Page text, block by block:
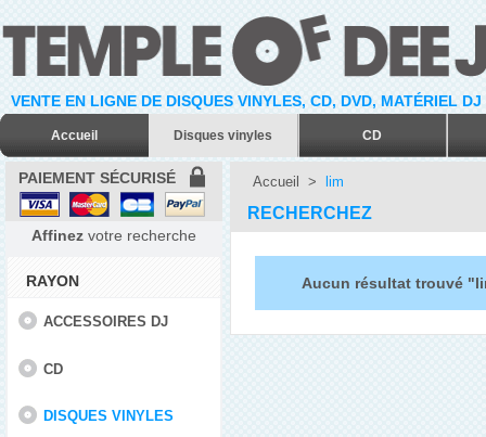
VENTE EN LIGNE DE DISQUES VINYLES, CD, DVD, MATÉRIEL
Accueil Disques vinyles CD
PAIEMENT SÉCURISÉ
Affinez votre recherche
RAYON
ACCESSOIRES DJ
CD
DISQUES VINYLES
Accueil > lim
RECHERCHEZ
Aucun résultat trouvé